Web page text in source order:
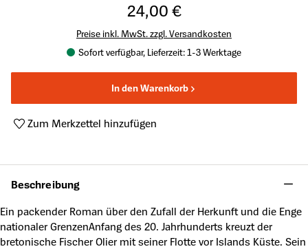
24,00 €
Preise inkl. MwSt. zzgl. Versandkosten
Sofort verfügbar, Lieferzeit: 1-3 Werktage
In den Warenkorb
Zum Merkzettel hinzufügen
Beschreibung
Ein packender Roman über den Zufall der Herkunft und die Enge
nationaler GrenzenAnfang des 20. Jahrhunderts kreuzt der
bretonische Fischer Olier mit seiner Flotte vor Islands Küste. Sein